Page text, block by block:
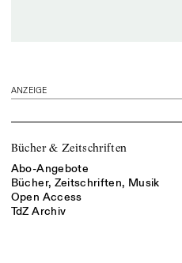
ANZEIGE
Bücher & Zeitschriften
Abo-Angebote
Bücher, Zeitschriften, Musik
Open Access
TdZ Archiv